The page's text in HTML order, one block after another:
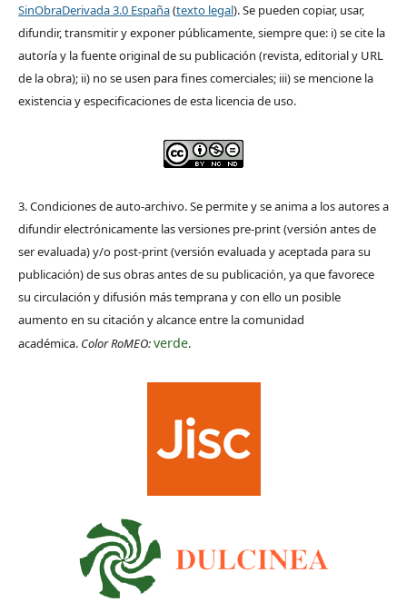
SinObraDerivada 3.0 España(texto legal). Se pueden copiar, usar,
difundir, transmitir y exponer públicamente, siempre que: i) se cite la
autoría y la fuente original de su publicación (revista, editorial y URL
de la obra); ii) no se usen para fines comerciales; iii) se mencione la
existencia y especificaciones de esta licencia de uso.
3. Condiciones de auto-archivo. Se permite y se anima a los autores a
difundir electrónicamente las versiones pre-print (versión antes de
ser evaluada) y/o post-print (versión evaluada y aceptada para su
publicación) de sus obras antes de su publicación, ya que favorece
su circulación y difusión más temprana y con ello un posible
aumento en su citación y alcance entre la comunidad
académica. Color RoMEO:verde.